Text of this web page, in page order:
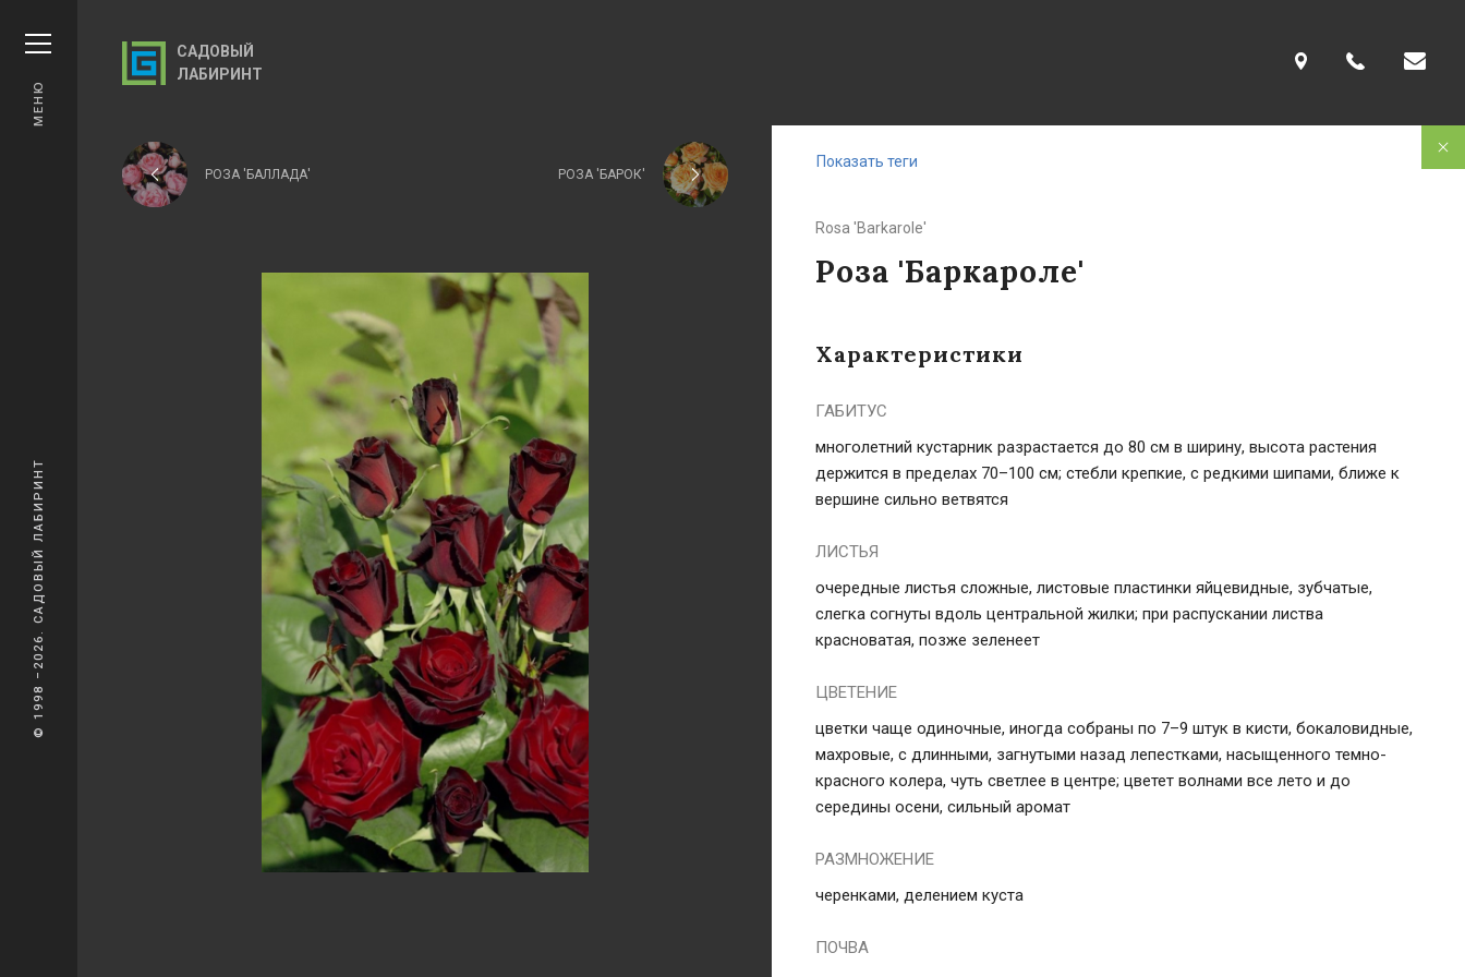
САДОВЫЙ
ЛАБИРИНТ
РОЗА 'БАЛЛАДА' РОЗА 'БАРОК'
Показать теги
Rosa 'Barkarole'
Роза 'Баркароле'
Характеристики
ГАБИТУС
многолетний кустарник разрастается до 80 см в ширину, высота растения
держится в пределах 70–100 см; стебли крепкие, с редкими шипами, ближе к
вершине сильно ветвятся
ЛИСТЬЯ
очередные листья сложные, листовые пластинки яйцевидные, зубчатые,
слегка согнуты вдоль центральной жилки; при распускании листва
красноватая, позже зеленеет
ЦВЕТЕНИЕ
цветки чаще одиночные, иногда собраны по 7–9 штук в кисти, бокаловидные,
махровые, с длинными, загнутыми назад лепестками, насыщенного темно-
красного колера, чуть светлее в центре; цветет волнами все лето и до
середины осени, сильный аромат
РАЗМНОЖЕНИЕ
черенками, делением куста
ПОЧВА
© 1998 –2026. САДОВЫЙ ЛАБИРИНТ
МЕНЮ